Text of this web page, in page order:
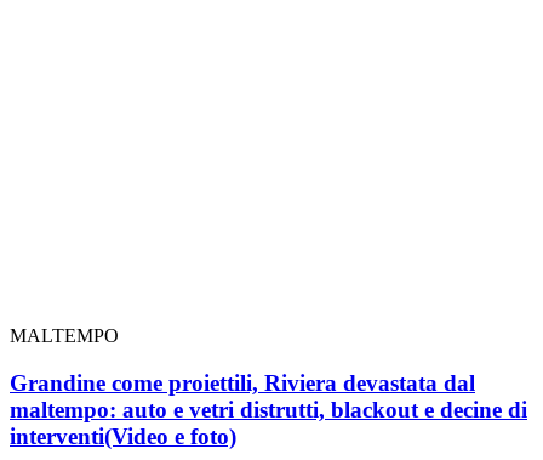
MALTEMPO
Grandine come proiettili, Riviera devastata dal
maltempo: auto e vetri distrutti, blackout e decine di
interventi(Video e foto)